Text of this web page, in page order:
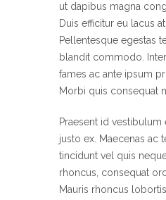
ut dapibus magna
Duis efficitur eu lacus at
Pellentesque egestas
blandit commodo.
fames ac ante ipsum
Morbi quis consequat
Praesent id vestibulum
justo ex. Maecenas ac
tincidunt vel quis
rhoncus, consequat
Mauris rhoncus